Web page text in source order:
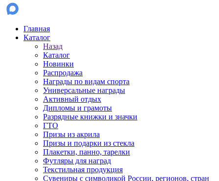
Главная
Каталог
Назад
Каталог
Новинки
Распродажа
Награды по видам спорта
Универсальные награды
Активный отдых
Дипломы и грамоты
Разрядные книжки и значки
ГТО
Призы из акрила
Призы и подарки из стекла
Плакетки, панно, тарелки
Футляры для наград
Текстильная продукция
Сувениры с символикой России, регионов, стран